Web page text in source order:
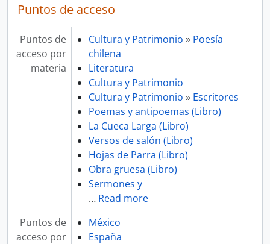
Puntos de acceso
Puntos de
acceso por
materia
Cultura y Patrimonio » Poesía
chilena
Literatura
Cultura y Patrimonio
Cultura y Patrimonio » Escritores
Poemas y antipoemas (Libro)
La Cueca Larga (Libro)
Versos de salón (Libro)
Hojas de Parra (Libro)
Obra gruesa (Libro)
Sermones y
… Read more
Puntos de
acceso por
México
España